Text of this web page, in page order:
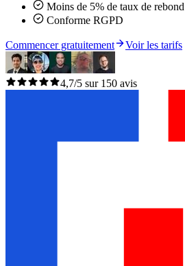
Moins de 5% de taux de rebond
Conforme RGPD
Commencer gratuitement Voir les tarifs
4,7/5 sur 150 avis